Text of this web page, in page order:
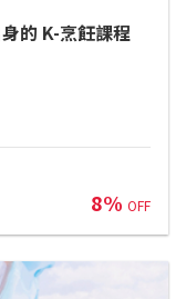
的 K-烹飪課程
8% OFF